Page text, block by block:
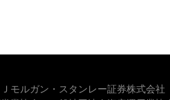
モルガン・スタンレー証券株式